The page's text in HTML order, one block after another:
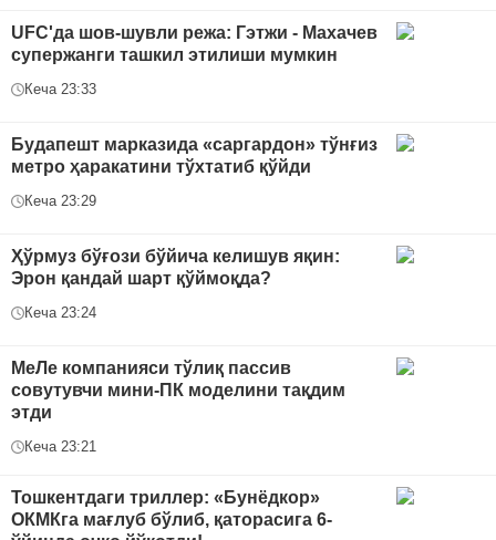
UFC'да шов-шувли режа: Гэтжи - Махачев
супержанги ташкил этилиши мумкин
Кеча 23:33
Будапешт марказида «саргардон» тўнғиз
метро ҳаракатини тўхтатиб қўйди
Кеча 23:29
Ҳўрмуз бўғози бўйича келишув яқин:
Эрон қандай шарт қўймоқда?
Кеча 23:24
МеЛе компанияси тўлиқ пассив
совутувчи мини-ПК моделини тақдим
этди
Кеча 23:21
Тошкентдаги триллер: «Бунёдкор»
ОКМКга мағлуб бўлиб, қаторасига 6-